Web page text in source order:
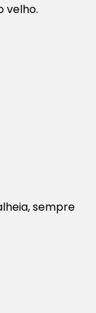
velho.
sempre